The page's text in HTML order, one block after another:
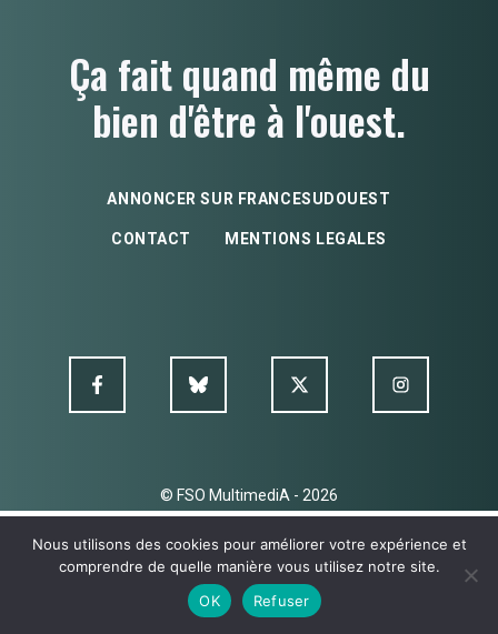
Ça fait quand même du
bien d'être à l'ouest.
ANNONCER SUR FRANCESUDOUEST
CONTACT MENTIONS LEGALES
© FSO MultimediA - 2026
Nous utilisons des cookies pour améliorer votre expérience et
comprendre de quelle manière vous utilisez notre site.
OK
Refuser